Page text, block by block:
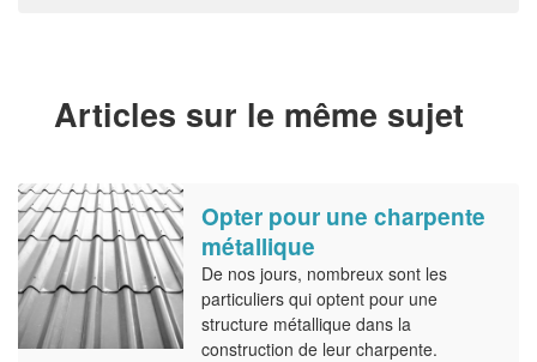
Articles sur le même sujet
Opter pour une charpente
métallique
De nos jours, nombreux sont les
particuliers qui optent pour une
structure métallique dans la
construction de leur charpente.